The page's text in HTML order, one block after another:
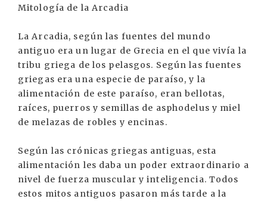
Mitología de la Arcadia
La Arcadia, según las fuentes del mundo
antiguo era un lugar de Grecia en el que vivía la
tribu griega de los pelasgos. Según las fuentes
griegas era una especie de paraíso, y la
alimentación de este paraíso, eran bellotas,
raíces, puerros y semillas de asphodelus y miel
de melazas de robles y encinas.
Según las crónicas griegas antiguas, esta
alimentación les daba un poder extraordinario a
nivel de fuerza muscular y inteligencia. Todos
estos mitos antiguos pasaron más tarde a la